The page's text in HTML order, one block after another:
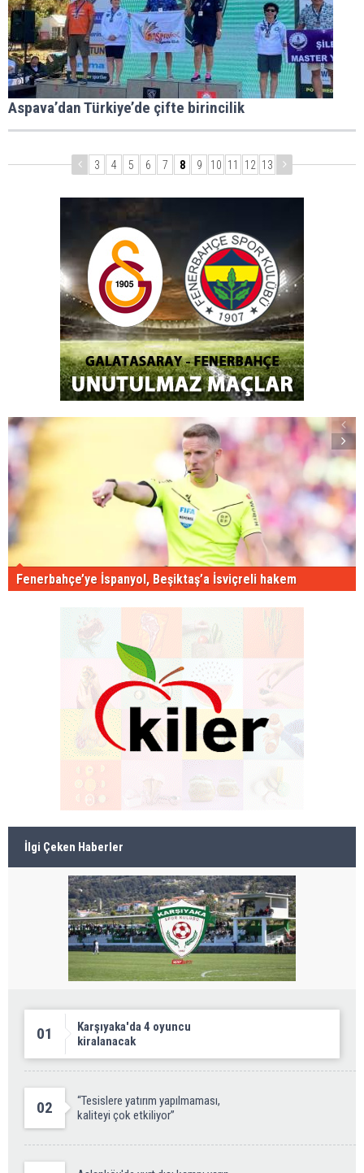
Aspava’dan Türkiye’de çifte birincilik
3 4 5 6 7 8 9 10 11 12 13
Fenerbahçe’ye İspanyol, Beşiktaş’a İsviçreli hakem
İlgi Çeken Haberler
01
Karşıyaka'da 4 oyuncu
kiralanacak
02
“Tesislere yatırım yapılmaması,
kaliteyi çok etkiliyor”